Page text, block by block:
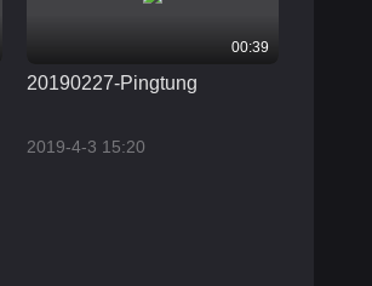
00:39
20190227-Pingtung
2019-4-3 15:20